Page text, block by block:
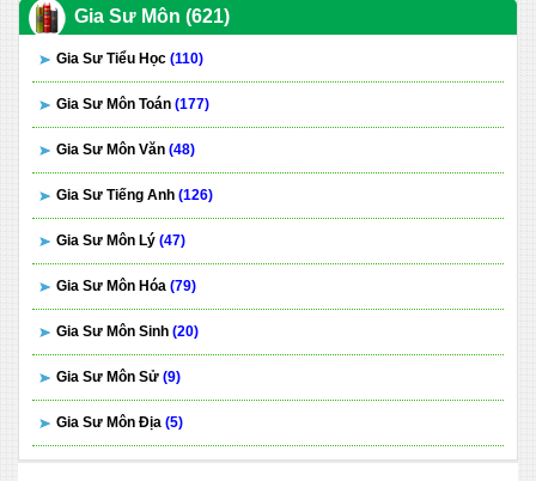
Gia Sư Môn (621)
Gia Sư Tiểu Học (110)
Gia Sư Môn Toán (177)
Gia Sư Môn Văn (48)
Gia Sư Tiếng Anh (126)
Gia Sư Môn Lý (47)
Gia Sư Môn Hóa (79)
Gia Sư Môn Sinh (20)
Gia Sư Môn Sử (9)
Gia Sư Môn Địa (5)